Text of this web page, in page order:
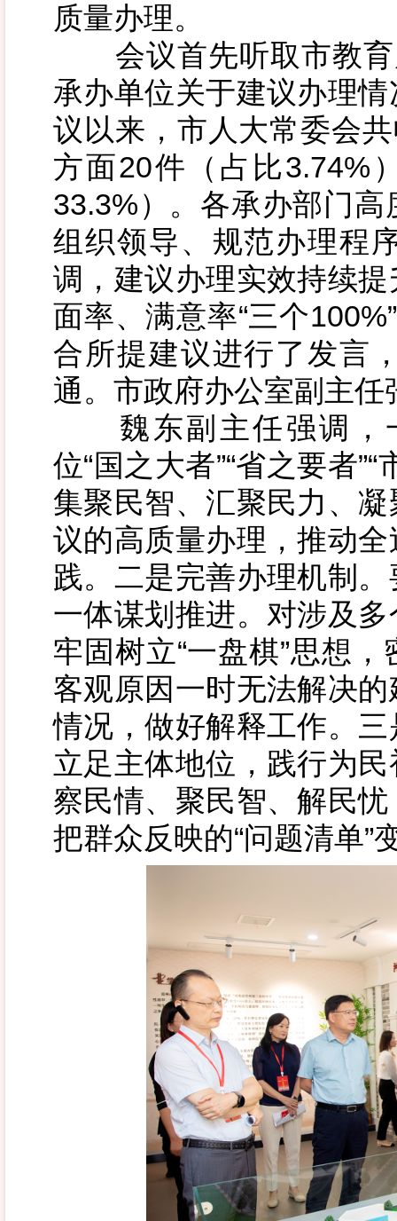
质量办理。
会议首先听取市教育
承办单位关于建议办理
议以来，市人大常委会
方面20件（占比3.74%
33.3%）。各承办部门
组织领导、规范办理程
调，建议办理实效持续
面率、满意率“三个
合所提建议进行了发言
通。市政府办公室副主
魏东副主任强调，
位“国之大者”“省之要者
集聚民智、汇聚民力、
议的高质量办理，推动
践。二是完善办理机制
一体谋划推进。对涉及
牢固树立“一盘棋”思想
客观原因一时无法解决
情况，做好解释工作。
立足主体地位，践行为
察民情、聚民智、解民
把群众反映的“问题清单”